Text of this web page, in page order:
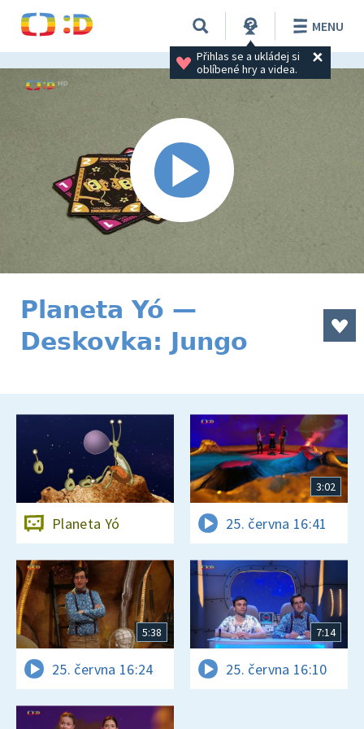
Přihlas se a ukládej si
oblíbené hry a videa.
MENU
Planeta Yó —
Deskovka: Jungo
Planeta Yó
3:02
25. června 16:41
5:38
25. června 16:24
7:14
25. června 16:10